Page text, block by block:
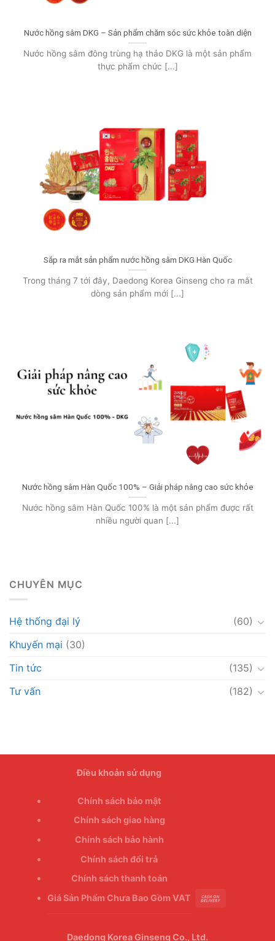
Nước hồng sâm DKG – Sản phẩm chăm sóc sức khỏe toàn diện
Nước hồng sâm đông trùng hạ thảo DKG là một sản phẩm
thực phẩm chức [...]
Sắp ra mắt sản phẩm nước hồng sâm DKG Hàn Quốc
Trong tháng 7 tới đây, Daedong Korea Ginseng cho ra mắt
dòng sản phẩm mới [...]
Nước hồng sâm Hàn Quốc 100% – Giải pháp nâng cao sức khỏe
Nước hồng sâm Hàn Quốc 100% là một sản phẩm được rất
nhiều người quan [...]
CHUYÊN MỤC
Hệ thống đại lý
(60)
Khuyến mại (30)
Tin tức
(135)
Tư vấn
(182)
Điều khoản sử dụng
Chính sách bảo mật
Chính sách giao hàng
Chính sách bảo hành
Chính sách đổi trả
Chính sách thanh toán
Giá Sản Phẩm Chưa Bao Gồm VAT
Daedong Korea Ginseng Co., Ltd.